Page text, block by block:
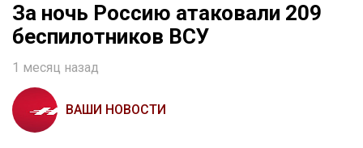
За ночь Россию атаковали 209
беспилотников ВСУ
1 месяц назад
ВАШИ НОВОСТИ